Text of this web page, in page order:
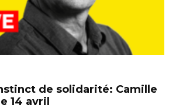
de solidarité: Camille
14 avril